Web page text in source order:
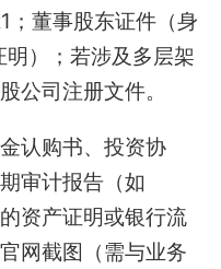
；董事股东证件（身
）；若涉及多层架
公司注册文件。
金认购书、投资协
审计报告（如
资产证明或银行流
网截图（需与业务